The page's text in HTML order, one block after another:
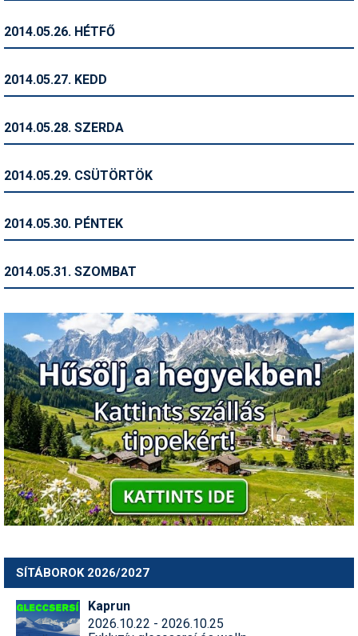
Utazási tippek
2014.05.26. HÉTFŐ
2014.05.27. KEDD
2014.05.28. SZERDA
2014.05.29. CSÜTÖRTÖK
2014.05.30. PÉNTEK
2014.05.31. SZOMBAT
SÍTÁBOROK 2026/2027
Kaprun
2026.10.22 - 2026.10.25